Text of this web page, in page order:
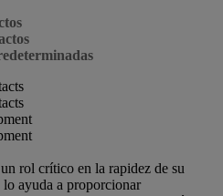
rol crítico en la rapidez de su
ayuda a proporcionar